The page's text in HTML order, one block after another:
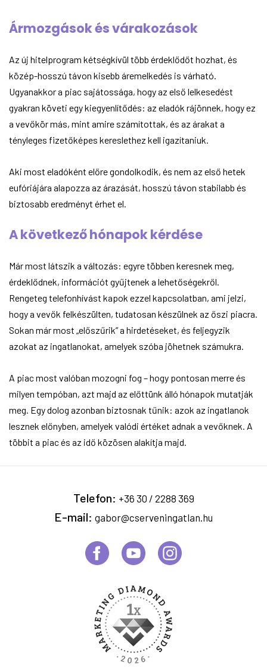
Ármozgások és várakozások
Az új hitelprogram kétségkívül több érdeklődőt hozhat, és
közép-hosszú távon kisebb áremelkedés is várható.
Ugyanakkor a piac sajátossága, hogy az első lelkesedést
gyakran követi egy kiegyenlítődés: az eladók rájönnek, hogy ez
a vevőkör más, mint amire számítottak, és az árakat a
tényleges fizetőképes kereslethez kell igazítaniuk.
Aki most eladóként előre gondolkodik, és nem az első hetek
eufóriájára alapozza az árazását, hosszú távon stabilabb és
biztosabb eredményt érhet el.
A következő hónapok kérdése
Már most látszik a változás: egyre többen keresnek meg,
érdeklődnek, információt gyűjtenek a lehetőségekről.
Rengeteg telefonhívást kapok ezzel kapcsolatban, ami jelzi,
hogy a vevők felkészülten, tudatosan készülnek az őszi piacra.
Sokan már most „előszűrik” a hirdetéseket, és feljegyzik
azokat az ingatlanokat, amelyek szóba jöhetnek számukra.
A piac most valóban mozogni fog – hogy pontosan merre és
milyen tempóban, azt majd az előttünk álló hónapok mutatják
meg. Egy dolog azonban biztosnak tűnik: azok az ingatlanok
lesznek előnyben, amelyek valódi értéket adnak a vevőknek. A
többit a piac és az idő közösen alakítja majd.
Telefon: +36 30 / 2288 369
E-mail: gabor@cserveningatlan.hu